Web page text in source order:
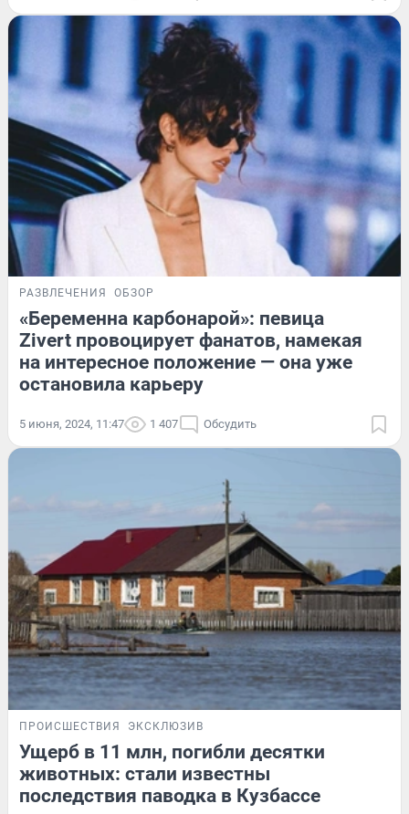
РАЗВЛЕЧЕНИЯ ОБЗОР
«Беременна карбонарой»: певица
Zivert провоцирует фанатов, намекая
на интересное положение — она уже
остановила карьеру
5 июня, 2024, 11:47 1 407 Обсудить
ПРОИСШЕСТВИЯ ЭКСКЛЮЗИВ
Ущерб в 11 млн, погибли десятки
животных: стали известны
последствия паводка в Кузбассе